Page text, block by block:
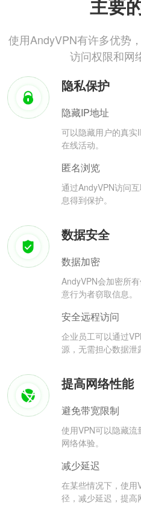
主要
使用AndyVPN有许多优势
访问权限和网
隐私保护
隐藏IP地址
可以隐藏用户的真实
在线活动。
匿名浏览
通过AndyVPN访问
息得到保护。
数据安全
数据加密
AndyVPN会加密所
意行为者窃取信息。
安全远程访问
企业员工可以通过
源，无需担心数据泄
提高网络性能
避免带宽限制
使用VPN可以隐藏
网络体验。
减少延迟
在某些情况下，使用
径，减少延迟，提高